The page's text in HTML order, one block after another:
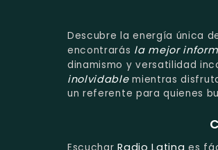
Descubre la energía única
encontrarás la mejor
dinamismo y versatilidad
inolvidablemientras
un referente para quienes